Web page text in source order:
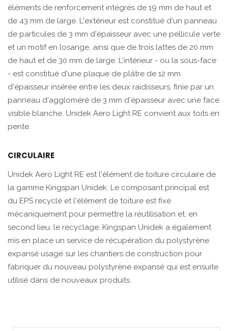
éléments de renforcement intégrés de 19 mm de haut et
de 43 mm de large. L'extérieur est constitué d'un panneau
de particules de 3 mm d'épaisseur avec une pellicule verte
et un motif en losange, ainsi que de trois lattes de 20 mm
de haut et de 30 mm de large. L'intérieur - ou la sous-face
- est constitué d'une plaque de plâtre de 12 mm
d'épaisseur insérée entre les deux raidisseurs, finie par un
panneau d'aggloméré de 3 mm d'épaisseur avec une face
visible blanche. Unidek Aero Light RE convient aux toits en
pente.
CIRCULAIRE
Unidek Aero Light RE est l'élément de toiture circulaire de
la gamme Kingspan Unidek. Le composant principal est
du EPS recyclé et l'élément de toiture est fixé
mécaniquement pour permettre la réutilisation et, en
second lieu, le recyclage. Kingspan Unidek a également
mis en place un service de récupération du polystyrène
expansé usagé sur les chantiers de construction pour
fabriquer du nouveau polystyrène expansé qui est ensuite
utilisé dans de nouveaux produits.